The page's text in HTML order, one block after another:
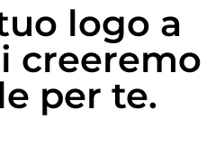
logo a
creeremo
per te.